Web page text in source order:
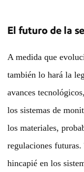
El futuro de la
A medida que
también lo hará la
avances
los sistemas de
los materiales,
regulaciones futuras.
hincapié en los